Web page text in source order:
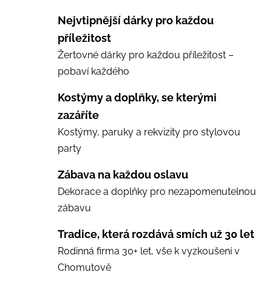
Nejvtipnější dárky pro každou
příležitost
Žertovné dárky pro každou příležitost –
pobaví každého
Kostýmy a doplňky, se kterými
zazáříte
Kostýmy, paruky a rekvizity pro stylovou
party
Zábava na každou oslavu
Dekorace a doplňky pro nezapomenutelnou
zábavu
Tradice, která rozdává smích už 30 let
Rodinná firma 30+ let, vše k vyzkoušení v
Chomutově